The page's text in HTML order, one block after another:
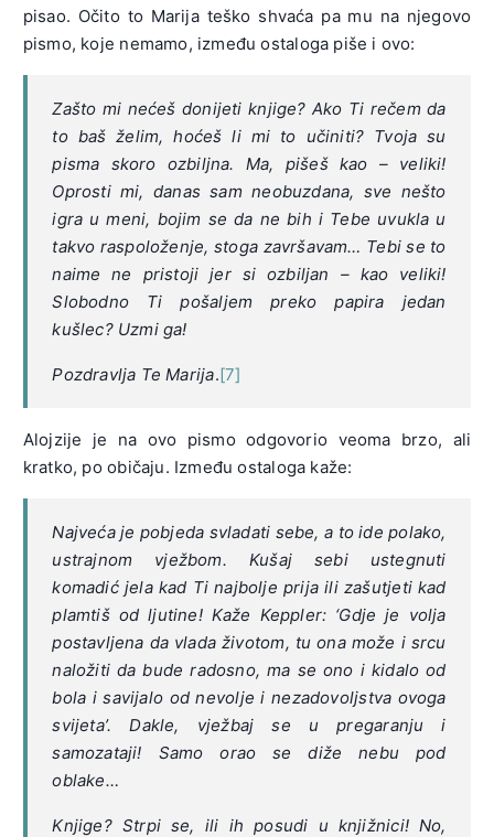
pisao. Očito to Marija teško shvaća pa mu na njegovo
pismo, koje nemamo, između ostaloga piše i ovo:
Zašto mi nećeš donijeti knjige? Ako Ti rečem da
to baš želim, hoćeš li mi to učiniti? Tvoja su
pisma skoro ozbiljna. Ma, pišeš kao – veliki!
Oprosti mi, danas sam neobuzdana, sve nešto
igra u meni, bojim se da ne bih i Tebe uvukla u
takvo raspoloženje, stoga završavam… Tebi se to
naime ne pristoji jer si ozbiljan – kao veliki!
Slobodno Ti pošaljem preko papira jedan
kušlec? Uzmi ga!
Pozdravlja Te Marija.[7]
Alojzije je na ovo pismo odgovorio veoma brzo, ali
kratko, po običaju. Između ostaloga kaže:
Najveća je pobjeda svladati sebe, a to ide polako,
ustrajnom vježbom. Kušaj sebi ustegnuti
komadić jela kad Ti najbolje prija ili zašutjeti kad
plamtiš od ljutine! Kaže Keppler: ‘Gdje je volja
postavljena da vlada životom, tu ona može i srcu
naložiti da bude radosno, ma se ono i kidalo od
bola i savijalo od nevolje i nezadovoljstva ovoga
svijeta’. Dakle, vježbaj se u pregaranju i
samozataji! Samo orao se diže nebu pod
oblake…
Knjige? Strpi se, ili ih posudi u knjižnici! No,